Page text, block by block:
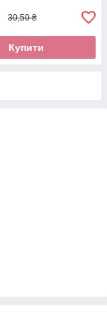
30,50 ₴
Купити